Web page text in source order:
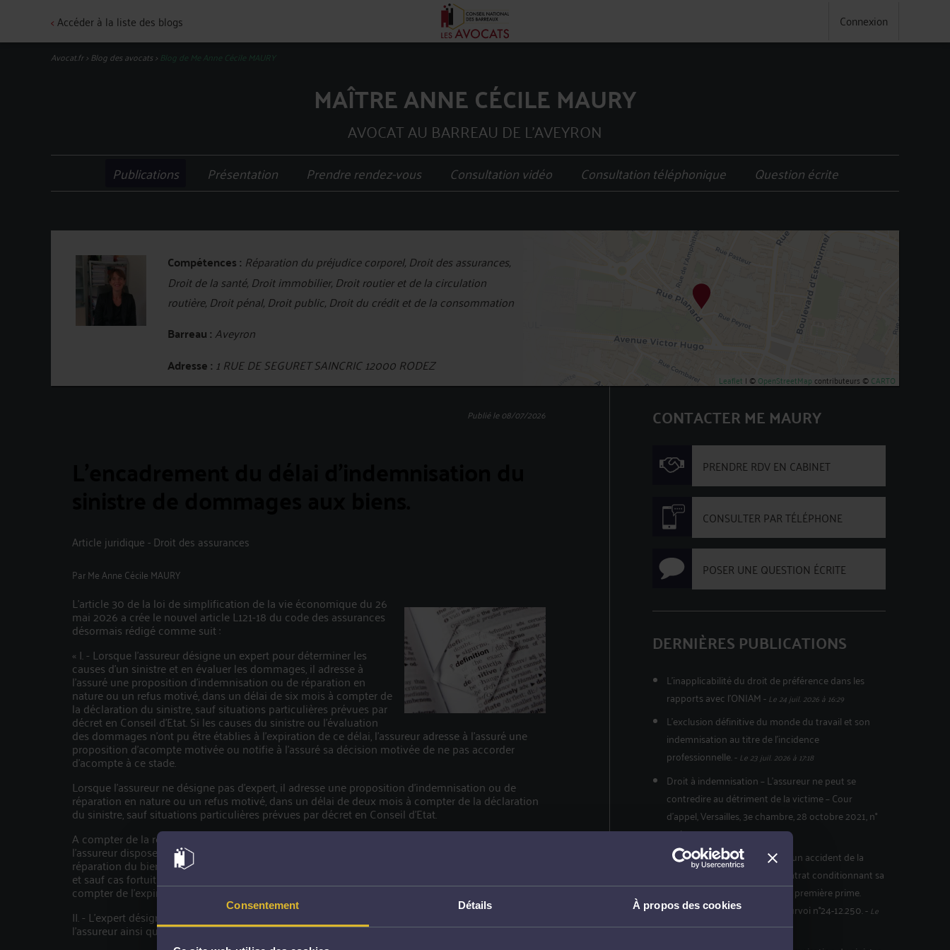
Consentement Détails À propos des cookies
<Accéder à la liste des blogs Connexion
Avocat.fr>Blog des avocats> Blog de Me Anne Cécile MAURY
MAÎTRE ANNE CÉCILE MAURY
AVOCAT AU BARREAU DE L'AVEYRON
Publications Présentation Prendre rendez-vous Consultation vidéo Consultation téléphonique Question écrite
Compétences : Réparation du préjudice corporel, Droit des assurances,
Droit de la santé, Droit immobilier, Droit routier et de la circulation
routière, Droit pénal, Droit public, Droit du crédit et de la consommation
Barreau :Aveyron
Adresse : 1 RUE DE SEGURET SAINCRIC 12000 RODEZ
Leaflet | ©OpenStreetMap contributeurs ©CARTO
Publié le 08/07/2026
Article juridique - Droit des assurances
ParMe Anne Cécile MAURY
L’article 30 de la loi de simplification de la vie économique du 26
mai 2026 a crée le nouvel article L121-18 du code des assurances
désormais rédigé comme suit :
« I. - Lorsque l'assureur désigne un expert pour déterminer les
causes d'un sinistre et en évaluer les dommages, il adresse à
l'assuré une proposition d'indemnisation ou de réparation en
nature ou un refus motivé, dans un délai de six mois à compter de
la déclaration du sinistre, sauf situations particulières prévues par
décret en Conseil d'Etat. Si les causes du sinistre ou l'évaluation
des dommages n'ont pu être établies à l'expiration de ce délai, l'assureur adresse à l'assuré une
proposition d'acompte motivée ou notifie à l'assuré sa décision motivée de ne pas accorder
d'acompte à ce stade.
Lorsque l'assureur ne désigne pas d'expert, il adresse une proposition d'indemnisation ou de
réparation en nature ou un refus motivé, dans un délai de deux mois à compter de la déclaration
du sinistre, sauf situations particulières prévues par décret en Conseil d'Etat.
A compter de la réception de l'accord de l'assuré sur la proposition d'indemnisation ou d'acompte,
l'assureur dispose d'un délai d'un mois pour missionner l'entreprise chargée de procéder à la
réparation du bien ou de vingt et un jours pour verser l'indemnisation ou l'acompte dû. A défaut,
et sauf cas fortuit ou de force majeure, l'indemnité ou l'acompte dû par l'assureur produit, à
compter de l'expiration de ce dernier délai, intérêts au taux de l'intérêt légal.
II. - L'expert désigné en application du premier alinéa du I transmet son rapport définitif à
l'assureur ainsi qu'à l'assuré. […]
CONTACTER ME MAURY
PRENDRE RDV EN CABINET
CONSULTER PAR TÉLÉPHONE
POSER UNE QUESTION ÉCRITE
DERNIÈRES PUBLICATIONS
L'inapplicabilité du droit de préférence dans les
rapports avec l'ONIAM-Le 24 juil. 2026 à 16:29
L’exclusion définitive du monde du travail et son
indemnisation au titre de l’incidence
professionnelle.-Le 23 juil. 2026 à 17:18
Droit à indemnisation – L’assureur ne peut se
contredire au détriment de la victime – Cour
d’appel, Versailles, 3e chambre, 28 octobre 2021, n°
20/01777-Le 15 juil. 2026 à 17:51
L’inopposabilité à la victime d’un accident de la
circulation de la clause du contrat conditionnant sa
prise d’effet au paiement de la première prime.
Cass.Civ 2ème 02.04.2026 pourvoi n°24-12.250.-Le
15 juil. 2026 à 17:48